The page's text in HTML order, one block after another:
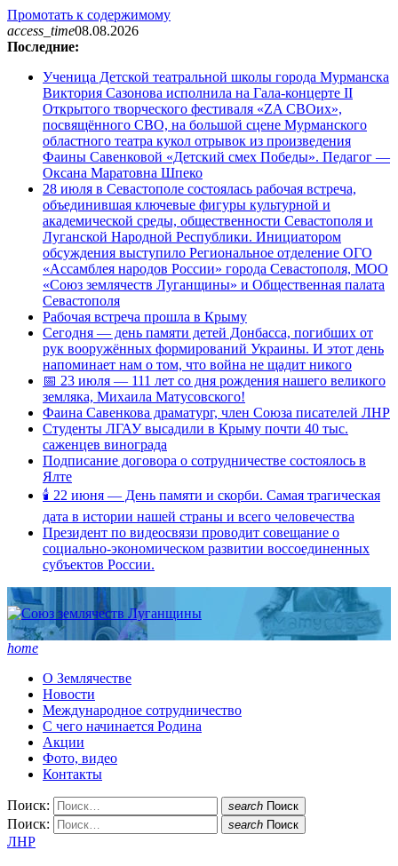
Промотать к содержимому
access_time08.08.2026
Последние:
Ученица Детской театральной школы города Мурманска
Виктория Сазонова исполнила на Гала-концерте II
Открытого творческого фестиваля «ZA СВОих»,
посвящённого СВО, на большой сцене Мурманского
областного театра кукол отрывок из произведения
Фаины Савенковой «Детский смех Победы». Педагог —
Оксана Маратовна Шпеко
28 июля в Севастополе состоялась рабочая встреча,
объединившая ключевые фигуры культурной и
академической среды, общественности Севастополя и
Луганской Народной Республики. Инициатором
обсуждения выступило Региональное отделение ОГО
«Ассамблея народов России» города Севастополя, МОО
«Союз землячеств Луганщины» и Общественная палата
Севастополя
Рабочая встреча прошла в Крыму
Сегодня — день памяти детей Донбасса, погибших от
рук вооружённых формирований Украины. И этот день
напоминает нам о том, что война не щадит никого
📅 23 июля — 111 лет со дня рождения нашего великого
земляка, Михаила Матусовского!
Фаина Савенкова драматург, член Союза писателей ЛНР
Студенты ЛГАУ высадили в Крыму почти 40 тыс.
саженцев винограда
Подписание договора о сотрудничестве состоялось в
Ялте
🕯 22 июня — День памяти и скорби. Самая трагическая
дата в истории нашей страны и всего человечества
Президент по видеосвязи проводит совещание о
социально-экономическом развитии воссоединенных
субъектов России.
home
О Землячестве
Новости
Международное сотрудничество
С чего начинается Родина
Акции
Фото, видео
Контакты
Поиск: search Поиск
Поиск: search Поиск
ЛНР